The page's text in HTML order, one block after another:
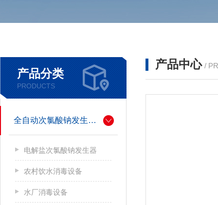
产品分类
PRODUCTS
全自动次氯酸钠发生器厂家
电解盐次氯酸钠发生器
农村饮水消毒设备
水厂消毒设备
产品中心 /